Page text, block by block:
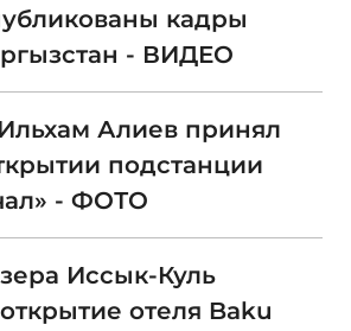
кадры
- ВИДЕО
Алиев принял
подстанции
- ФОТО
Иссык-Куль
отеля Baku